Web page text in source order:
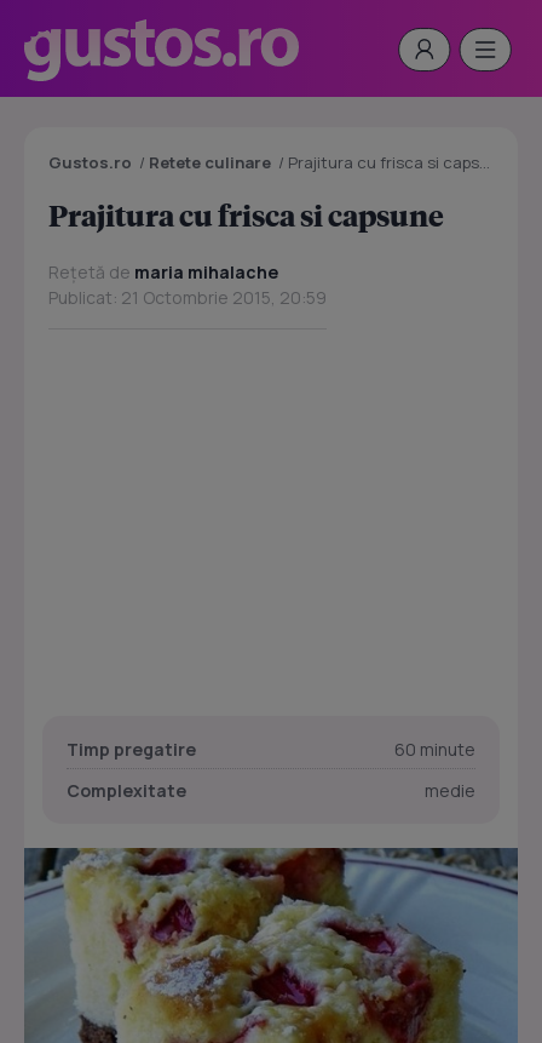
Gustos.ro / Retete culinare / Prajitura cu frisca si capsune
Prajitura cu frisca si capsune
Rețetă de maria mihalache
Publicat: 21 Octombrie 2015, 20:59
Timp pregatire
60 minute
Complexitate
medie